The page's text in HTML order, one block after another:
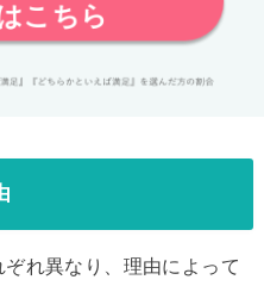
こちら
れ異なり、理由によって